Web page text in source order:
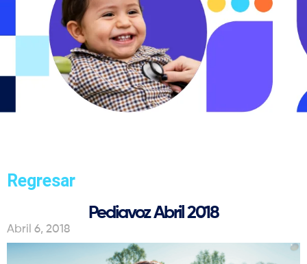
Regresar
Pediavoz Abril 2018
Abril 6, 2018